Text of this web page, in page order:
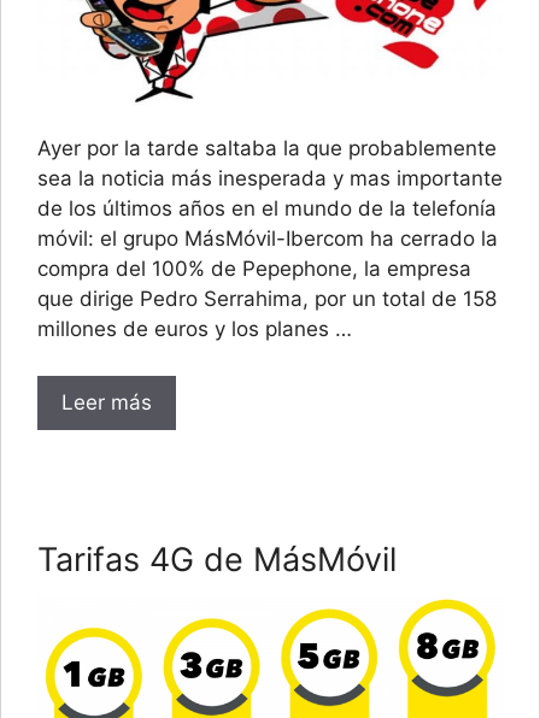
Ayer por la tarde saltaba la que probablemente
sea la noticia más inesperada y mas importante
de los últimos años en el mundo de la telefonía
móvil: el grupo MásMóvil-Ibercom ha cerrado la
compra del 100% de Pepephone, la empresa
que dirige Pedro Serrahima, por un total de 158
millones de euros y los planes …
Leer más
Tarifas 4G de MásMóvil